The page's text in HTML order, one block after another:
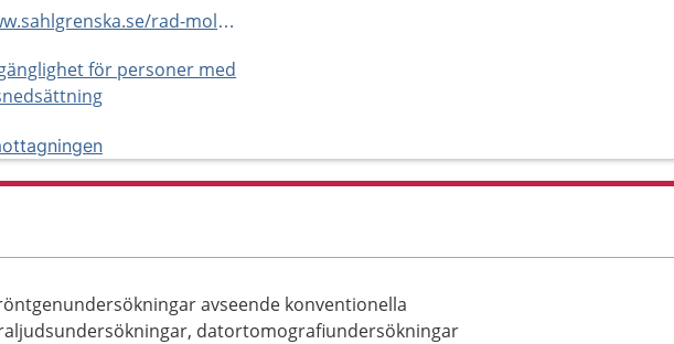
http://www.sahlgrenska.se/rad-molndal
för personer med
avseende konventionella
datortomografiundersökningar